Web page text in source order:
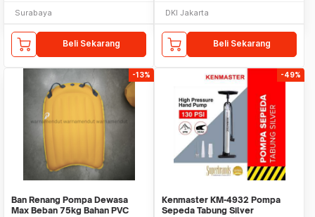
Surabaya
Beli Sekarang
DKI Jakarta
Beli Sekarang
-13%
Ban Renang Pompa Dewasa
Max Beban 75kg Bahan PVC
-49%
Kenmaster KM-4932 Pompa
Sepeda Tabung Silver